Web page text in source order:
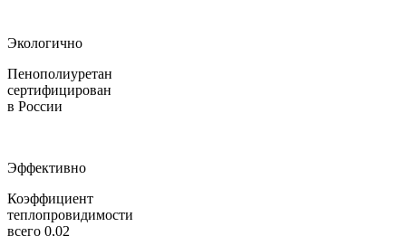
Экологично
Пенополиуретан
сертифицирован
в России
Эффективно
Коэффициент
теплопровидимости
всего 0,02